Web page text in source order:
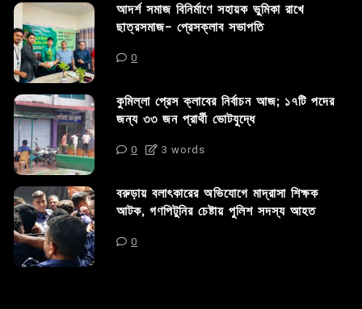
আদর্শ সমাজ বিনির্মাণে সহায়ক ভুমিকা রাখে
ছাত্রসমাজ- প্রেসক্লাব সভাপতি
0
কুমিল্লা প্রেস ক্লাবের নির্বাচন আজ; ১৭টি পদের
জন্য ৩৩ জন প্রার্থী ভোটযুদ্ধে
0 3 words
বরুড়ায় বলাৎকারের অভিযোগে মাদ্রাসা শিক্ষক
আটক, গণপিটুনির চেষ্টায় পুলিশ সদস্য আহত
0